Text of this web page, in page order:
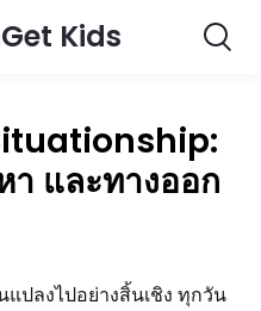
Kids
และทางออก
ปลงไปอย่างสิ้นเชิง ทุกวัน